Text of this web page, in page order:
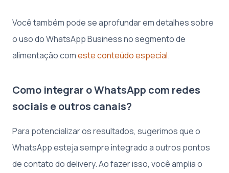
Você também pode se aprofundar em detalhes sobre
o uso do WhatsApp Business no segmento de
alimentação comeste conteúdo especial.
Como integrar o WhatsApp com redes
sociais e outros canais?
Para potencializar os resultados, sugerimos que o
WhatsApp esteja sempre integrado a outros pontos
de contato do delivery. Ao fazer isso, você amplia o